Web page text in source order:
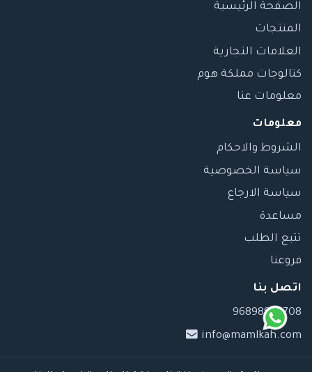
الصفحة الرئيسية
المنتجات
العلامات التجارية
كتالوجات مملكة هوم
معلومات عنا
معلومات
الشروط والاحكام
سياسة الخصوصية
سياسة الارجاع
مساعدة
تتبع الطلب
فروعنا
اتصل بنا
96898989708
info@mamlkah.com